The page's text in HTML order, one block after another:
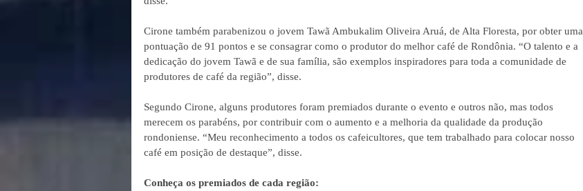
Cirone também parabenizou o jovem Tawã Ambukalim Oliveira Aruá, de Alta Floresta, por obter uma
pontuação de 91 pontos e se consagrar como o produtor do melhor café de Rondônia. “O talento e a
dedicação do jovem Tawã e de sua família, são exemplos inspiradores para toda a comunidade de
produtores de café da região”, disse.
Segundo Cirone, alguns produtores foram premiados durante o evento e outros não, mas todos
merecem os parabéns, por contribuir com o aumento e a melhoria da qualidade da produção
rondoniense. “Meu reconhecimento a todos os cafeicultores, que tem trabalhado para colocar nosso
café em posição de destaque”, disse.
Conheça os premiados de cada região: